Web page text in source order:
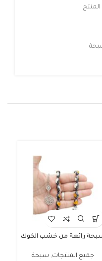
رائعة من خشب الكوك
جميع المنتجات, سبحة